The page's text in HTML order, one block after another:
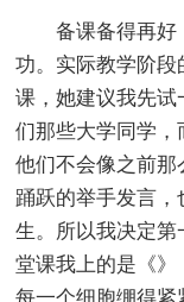
备课备得再好
功。实际教学阶
课，她建议我先
们那些大学同学
他们不会像之前
踊跃的举手发言
生。所以我决定
堂课我上的是《